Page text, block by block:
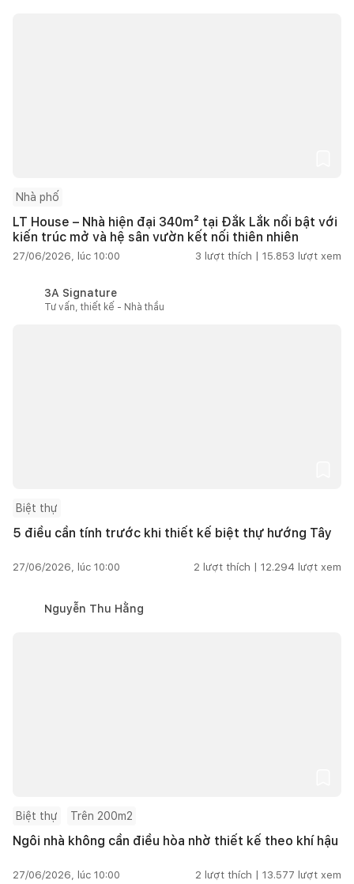
Nhà phố
LT House – Nhà hiện đại 340m² tại Đắk Lắk nổi bật với
kiến trúc mở và hệ sân vườn kết nối thiên nhiên
27/06/2026, lúc 10:00 3 lượt thích | 15.853 lượt xem
3A Signature
Tư vấn, thiết kế - Nhà thầu
Biệt thự
5 điều cần tính trước khi thiết kế biệt thự hướng Tây
27/06/2026, lúc 10:00 2 lượt thích | 12.294 lượt xem
Nguyễn Thu Hằng
Biệt thự Trên 200m2
Ngôi nhà không cần điều hòa nhờ thiết kế theo khí hậu
27/06/2026, lúc 10:00 2 lượt thích | 13.577 lượt xem